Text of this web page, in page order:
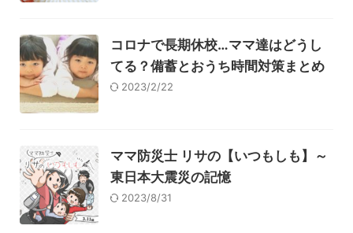
コロナで長期休校…ママ達はどうし
てる？備蓄とおうち時間対策まとめ
2023/2/22
ママ防災士 リサの【いつもしも】～
東日本大震災の記憶
2023/8/31